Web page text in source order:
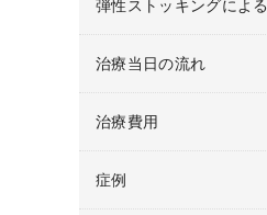
弾性ストッキングによ
治療当日の流れ
治療費用
症例